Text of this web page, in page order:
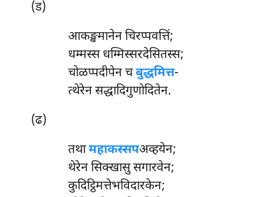
(ड)
आकङ्खमानेन चिरप्पवत्तिं;
धम्मस्स धम्मिस्सरदेसितस्स;
चोळप्पदीपेनचबुद्धमित्त-
त्थेरेन सद्धादिगुणोदितेन.
(ढ)
तथामहाकस्सपअव्हयेन;
थेरेन सिक्खासु सगारवेन;
कुदिट्ठिमत्तेभविदारकेन;